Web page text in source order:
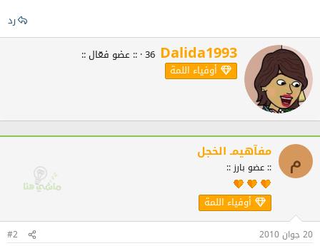
رد
W
r
i
n
b
y
Dalida1993 :: عضو فعّال :: ·36
أوفياء اللمة
م مفآهيمـ الخجل
:: عضو بارز ::
أوفياء اللمة
20 جوان 2010 #2